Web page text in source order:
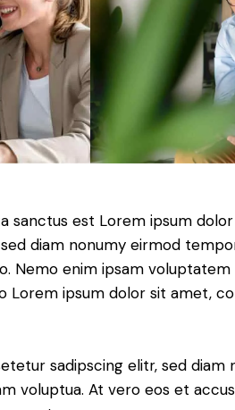
sanctus est Lorem ipsum
diam nonumy eirmod
Nemo enim ipsam
Lorem ipsum dolor sit amet,
sadipscing elitr, sed
voluptua. At vero eos et